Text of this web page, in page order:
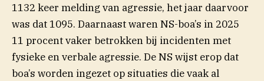
1132 keer melding van agressie, het jaar daarvoor
was dat 1095. Daarnaast waren NS-boa’s in 2025
11 procent vaker betrokken bij incidenten met
fysieke en verbale agressie. De NS wijst erop dat
boa’s worden ingezet op situaties die vaak al